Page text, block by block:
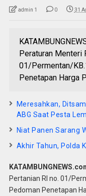
admin 1 0 31
Peraturan Menteri
01/Permentan/
Penetapan Harga
Meresahkan,
ABG Saat Pesta
Niat Panen Sarang
Akhir Tahun, Polda
Pertanian RI no. 01/
Pedoman Penetapan